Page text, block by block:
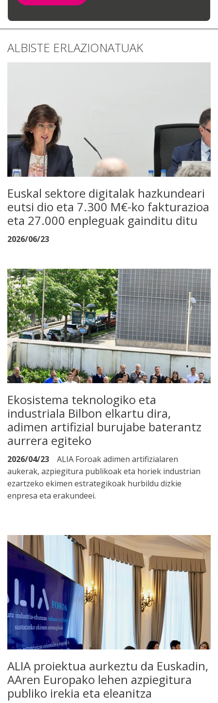
ALBISTE ERLAZIONATUAK
Euskal sektore digitalak hazkundeari
eutsi dio eta 7.300 M€-ko fakturazioa
eta 27.000 enpleguak gainditu ditu
2026/06/23
Ekosistema teknologiko eta
industriala Bilbon elkartu dira,
adimen artifizial burujabe baterantz
aurrera egiteko
2026/04/23
ALIA Foroak adimen artifizialaren
aukerak, azpiegitura publikoak eta horiek industrian
ezartzeko ekimen estrategikoak hurbildu dizkie
enpresa eta erakundeei.
ALIA proiektua aurkeztu da Euskadin,
AAren Europako lehen azpiegitura
publiko irekia eta eleanitza